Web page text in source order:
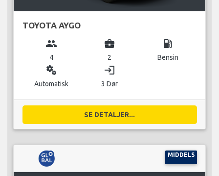
TOYOTA AYGO
group
4
business_center
2
local_gas_station
Bensin
miscellaneous_services
Automatisk
login
3 Dør
SE DETALJER...
MIDDELS